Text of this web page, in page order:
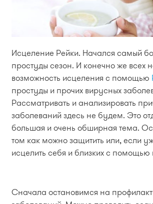
Исцеление Рейки. Начался самый
простуды сезон. И конечно же всех
возможность исцеления с помощью
простуды и прочих вирусных
Рассматривать и анализировать
заболеваний здесь не будем. Это
большая и очень обширная тема.
том как можно защитить или, если
исцелить себя и близких с помощью
Сначала остановимся на